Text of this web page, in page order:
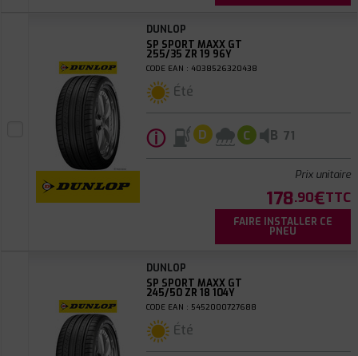
DUNLOP
SP SPORT MAXX GT
255/35 ZR 19 96Y
CODE EAN : 4038526320438
Été
ⓘ D C B 71
Prix unitaire
178.90€TTC
FAIRE INSTALLER CE
PNEU
DUNLOP
SP SPORT MAXX GT
245/50 ZR 18 104Y
CODE EAN : 5452000727688
Été